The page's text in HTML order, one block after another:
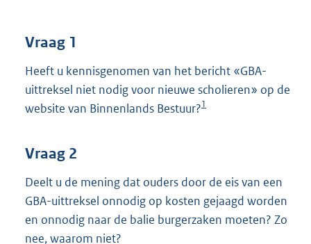
Vraag 1
Heeft u kennisgenomen van het bericht «GBA-
uittreksel niet nodig voor nieuwe scholieren» op de
website van Binnenlands Bestuur?1
Vraag 2
Deelt u de mening dat ouders door de eis van een
GBA-uittreksel onnodig op kosten gejaagd worden
en onnodig naar de balie burgerzaken moeten? Zo
nee, waarom niet?